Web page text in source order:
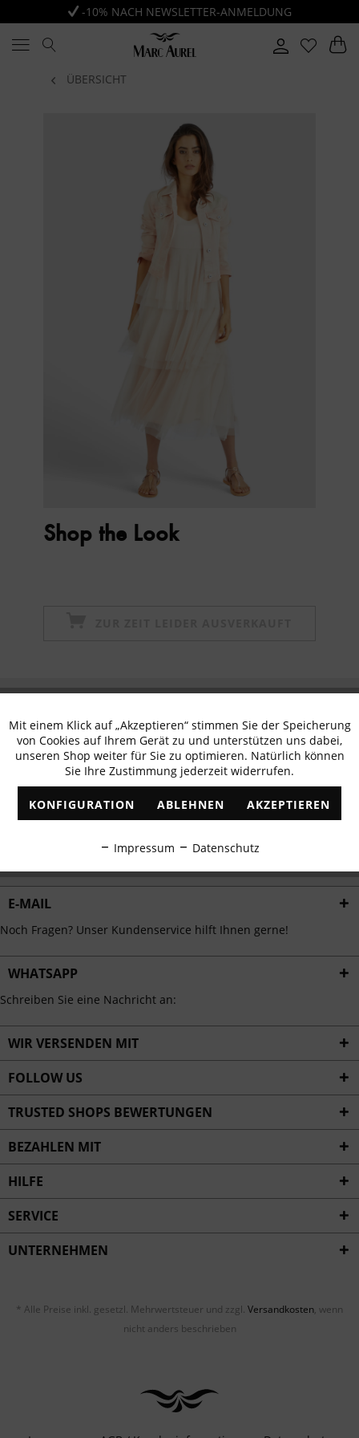
-10% NACH NEWSLETTER-ANMELDUNG
ÜBERSICHT
Shop the Look
erhalten
✓ Exklusive Angebote ✓ Die aktuellsten Trends
E-MAIL
Noch Fragen? Unser Kundenservice hilft Ihnen gerne!
WHATSAPP
Schreiben Sie eine Nachricht an:
WIR VERSENDEN MIT
FOLLOW US
TRUSTED SHOPS BEWERTUNGEN
BEZAHLEN MIT
HILFE
SERVICE
UNTERNEHMEN
* Alle Preise inkl. gesetzl. Mehrwertsteuer und zzgl. Versandkosten, wenn
nicht anders beschrieben
Funktionale Aktiv
Marketing Inaktiv
Tracking Inaktiv
Personalisierung Inaktiv
Service
Mit einem Klick auf „Akzeptieren“ stimmen Sie der Speicherung
von Cookies auf Ihrem Gerät zu und unterstützen uns dabei,
unseren Shop weiter für Sie zu optimieren. Natürlich können
Sie Ihre Zustimmung jederzeit widerrufen.
KONFIGURATION ABLEHNEN AKZEPTIEREN
Impressum Datenschutz